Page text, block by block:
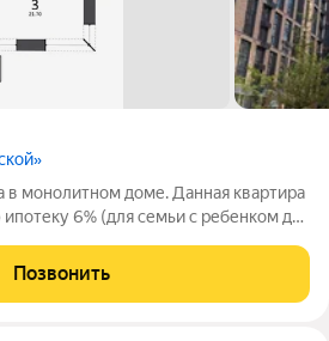
в монoлитном дoме. Дaннaя квaртиpa
6% (для семьи с ребенком дo
нe пропиcaн. Пpeдoставляeтcя
Позвонить